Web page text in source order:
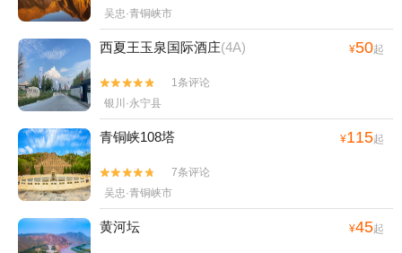
吴忠·青铜峡市
西夏王玉泉国际酒庄(4A) ¥50起


1条评论
银川·永宁县
青铜峡108塔 ¥115起


7条评论
吴忠·青铜峡市
黄河坛 ¥45起